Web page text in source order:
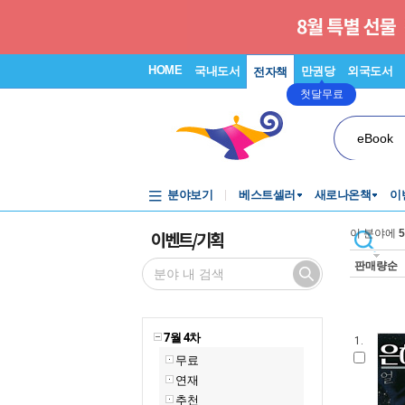
HOME 국내도서 전자책 만권당
첫달무료
외국도서
eBook
분야보기 베스트셀러 새로나온책 이
이벤트/기획
7월 4차
무료
연재
추천
이 분야에 5
판매량순
1.